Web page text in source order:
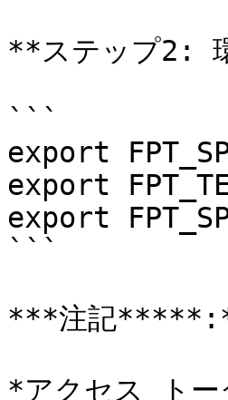
**ステップ2:
```
export
export
export
```
***注記
*アクセス トー